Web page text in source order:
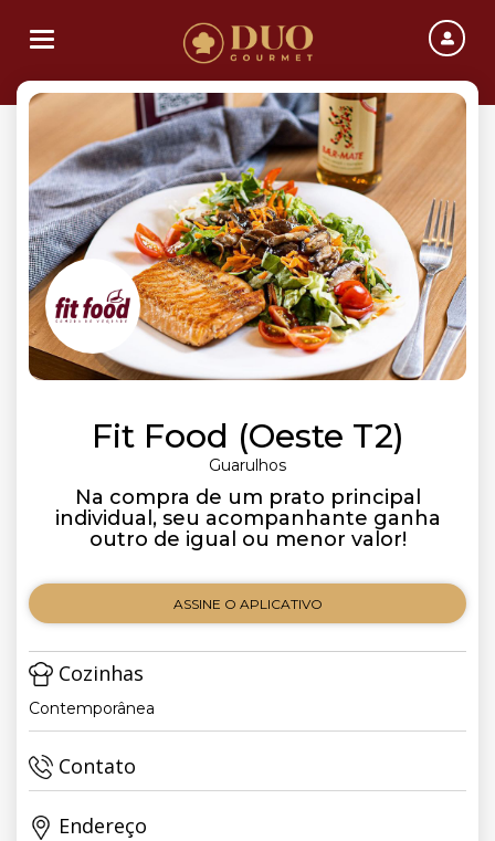
Toggle navigation
Fit Food (Oeste T2)
Guarulhos
Na compra de um prato principal
individual, seu acompanhante ganha
outro de igual ou menor valor!
ASSINE O APLICATIVO
Cozinhas
Contemporânea
Contato
Endereço